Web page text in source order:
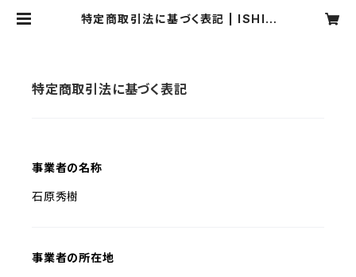
特定商取引法に基づく表記 | ISHIH
特定商取引法に基づく表記
事業者の名称
石原秀樹
事業者の所在地